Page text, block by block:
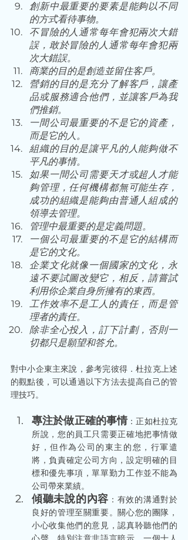
創新中最重要的要素是能夠以不同
的方式看待事物。
不冒險的人通常每年會犯兩次大錯
誤，敢於冒險的人通常每年會犯兩
次大錯誤。
商業的目的是創造並留住客戶。
營銷的目的是充分了解客戶，讓產
品或服務適合他們，並讓客戶為我
們推銷。
一間公司最重要的不是它的資產，
而是它的人。
組織的目的是讓平凡的人能夠做不
平凡的事情。
如果一間公司需要天才或超人才能
夠管理，任何機構都無可能生存，
成功的組織是能夠由普通人組成的
領導去管理。
管理中最重要的是定義問題。
一個公司最重要的不是它的結構而
是它的文化。
企業文化就像一個國家的文化，永
遠不要試圖改變它，相反，請嘗試
利用你企業自身所擁有的東西。
工作效率不是工人的責任，而是管
理者的責任。
除非全心投入，訂下計劃，否則一
切都只是願望和答允。
對中小企東主來說，參考完彼得．杜拉克上述
的觀點後，可以通過以下方法去提高自己的管
理技巧。
專注於做正確的事情：正如杜拉克
所說，您的員工只需要正確地把事情做
好，但作為公司的東主的您，行軍遣
將，負責確定公司方向，設定明確的目
標和優先事項，單單勤力工作並不能為
公司帶來業績。
傾聽未說的內容 ：有效的溝通對於
良好的管理至關重要。關心您的團隊，
小心收集他們的意見，認真聆聽他們的